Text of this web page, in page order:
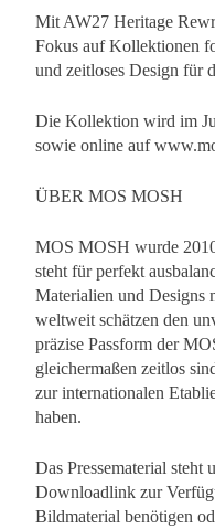
Mit AW27 Heritage
Fokus auf Kollektionen
und zeitloses Design für
Die Kollektion wird im
sowie online auf
ÜBER MOS MOSH
MOS MOSH wurde
steht für perfekt
Materialien und Designs
weltweit schätzen den
präzise Passform der
gleichermaßen zeitlos
zur internationalen
haben.
Das Pressematerial steht
Downloadlink zur
Bildmaterial benötigen